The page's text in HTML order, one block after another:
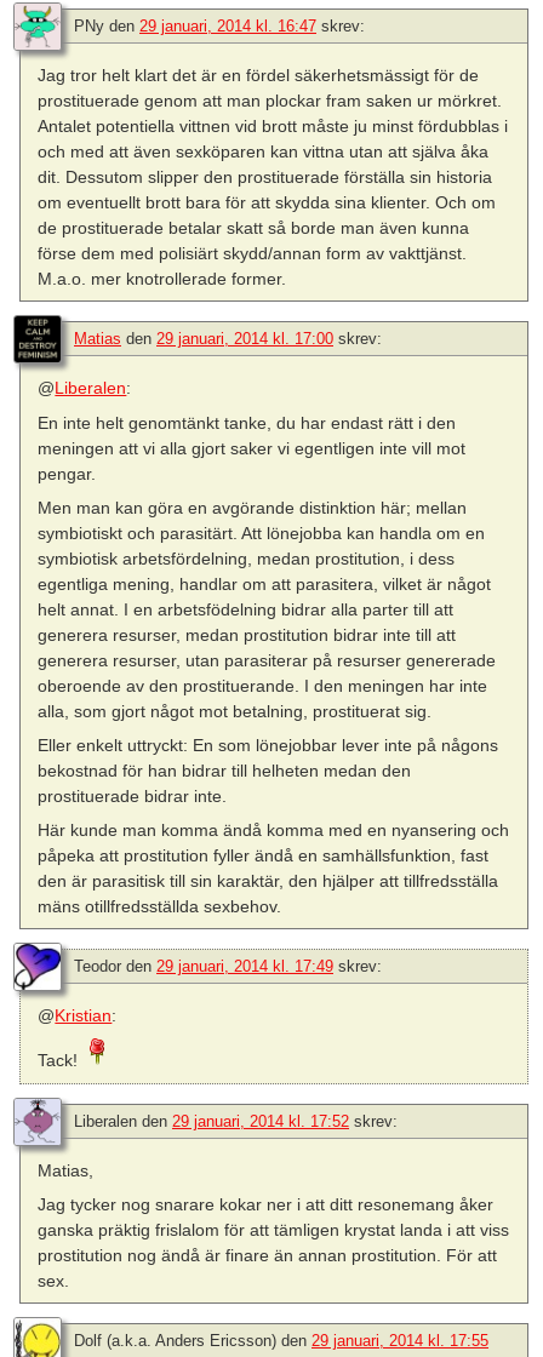
PNy den 29 januari, 2014 kl. 16:47 skrev:
Jag tror helt klart det är en fördel säkerhetsmässigt för de
prostituerade genom att man plockar fram saken ur mörkret.
Antalet potentiella vittnen vid brott måste ju minst fördubblas i
och med att även sexköparen kan vittna utan att själva åka
dit. Dessutom slipper den prostituerade förställa sin historia
om eventuellt brott bara för att skydda sina klienter. Och om
de prostituerade betalar skatt så borde man även kunna
förse dem med polisiärt skydd/annan form av vakttjänst.
M.a.o. mer knotrollerade former.
Matias den 29 januari, 2014 kl. 17:00 skrev:
@Liberalen:
En inte helt genomtänkt tanke, du har endast rätt i den
meningen att vi alla gjort saker vi egentligen inte vill mot
pengar.
Men man kan göra en avgörande distinktion här; mellan
symbiotiskt och parasitärt. Att lönejobba kan handla om en
symbiotisk arbetsfördelning, medan prostitution, i dess
egentliga mening, handlar om att parasitera, vilket är något
helt annat. I en arbetsfödelning bidrar alla parter till att
generera resurser, medan prostitution bidrar inte till att
generera resurser, utan parasiterar på resurser genererade
oberoende av den prostituerande. I den meningen har inte
alla, som gjort något mot betalning, prostituerat sig.
Eller enkelt uttryckt: En som lönejobbar lever inte på någons
bekostnad för han bidrar till helheten medan den
prostituerade bidrar inte.
Här kunde man komma ändå komma med en nyansering och
påpeka att prostitution fyller ändå en samhällsfunktion, fast
den är parasitisk till sin karaktär, den hjälper att tillfredsställa
mäns otillfredsställda sexbehov.
Teodor den 29 januari, 2014 kl. 17:49 skrev:
@Kristian:
Tack!
Liberalen den 29 januari, 2014 kl. 17:52 skrev:
Matias,
Jag tycker nog snarare kokar ner i att ditt resonemang åker
ganska präktig frislalom för att tämligen krystat landa i att viss
prostitution nog ändå är finare än annan prostitution. För att
sex.
Dolf (a.k.a. Anders Ericsson) den 29 januari, 2014 kl. 17:55